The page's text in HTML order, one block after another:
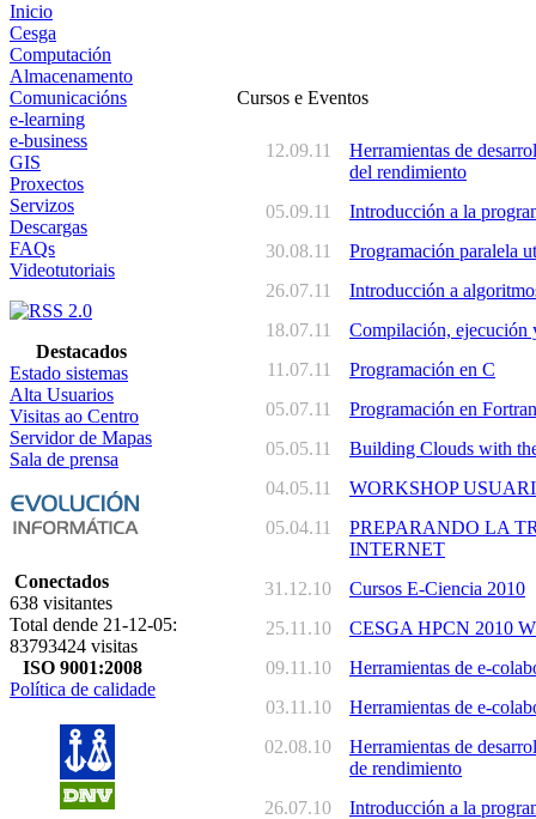
Inicio
Cesga
Computación
Almacenamento
Comunicacións
e-learning
e-business
GIS
Proxectos
Servizos
Descargas
FAQs
Videotutoriais
Destacados
Estado sistemas
Alta Usuarios
Visitas ao Centro
Servidor de Mapas
Sala de prensa
Conectados
638 visitantes
Total dende 21-12-05:
83793424 visitas
ISO 9001:2008
Política de calidade
Cursos e Eventos
12.09.11
Herramientas de
del rendimiento
05.09.11
Introducción a la
30.08.11
Programación paralela
26.07.11
Introducción a
18.07.11
Compilación, ejecución
11.07.11
Programación en C
05.07.11
Programación en Fortran
05.05.11
Building Clouds with
04.05.11
WORKSHOP
05.04.11
PREPARANDO LA
INTERNET
31.12.10
Cursos E-Ciencia 2010
25.11.10
CESGA HPCN 2010
09.11.10
Herramientas de e-
03.11.10
Herramientas de e-
02.08.10
Herramientas de
de rendimiento
26.07.10
Introducción a la